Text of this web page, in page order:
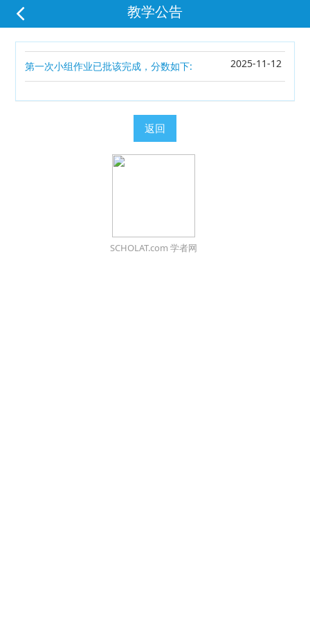
教学公告
第一次小组作业已批该完成，分数如下: 2025-11-12
返回
SCHOLAT.com 学者网